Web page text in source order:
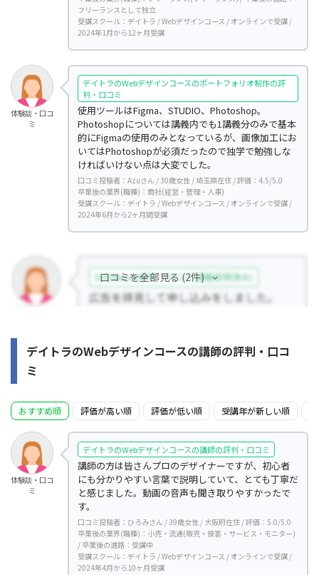
フリーランスとして独立
受講スクール：デイトラ / Webデザインコース / オンラインで受講 /
2024年1月から12ヶ月受講
体験談・口コ
ミ
デイトラのWebデザインコースのポートフォリオ制作の評
判・口コミ
使用ツールはFigma、STUDIO、Photoshop。
Photoshopについては講義内でも1講義分のみで基本
的にFigmaの使用のみとなっているが、画像加工にお
いてはPhotoshopが必須だったので独学で勉強しな
ければいけない点は大変でした。
口コミ投稿者：Azuさん / 30歳女性 / 埼玉県在住 / 評価：4.5/5.0
卒業後の業界(職種)：商社(経営・管理・人事)
受講スクール：デイトラ / Webデザインコース / オンラインで受講 /
2024年6月から2ヶ月間受講
口コミを全部見る (2件)
デイトラのWebデザインコースの講師の評判・口コ
ミ
おすすめ順 評価が高い順 評価が低い順 受講年が新しい順
体験談・口コ
ミ
デイトラのWebデザインコースの講師の評判・口コミ
講師の方は皆さんプロのデザイナーですが、初心者
にも分かりやすい言葉で説明していて、とても丁寧だ
と感じました。動画の音声も聞き取りやすかったで
す。
口コミ投稿者：ひろみさん / 39歳女性 / 大阪府在住 / 評価：5.0/5.0
卒業後の業界(職種)：小売・流通(販売・接客・サービス・モニター)
/ 卒業後の進路：受講中
受講スクール：デイトラ / Webデザインコース / オンラインで受講 /
2024年4月から10ヶ月受講